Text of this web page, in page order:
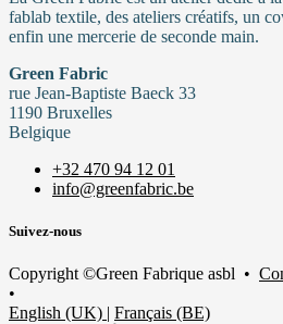
fablab textile, des ateliers créatifs, un
enfin une mercerie de seconde main.
Green Fabric
rue Jean-Baptiste Baeck 33
1190 Bruxelles
Belgique
+32 470 94 12 01
info@greenfabric.be
Suivez-nous
Copyright ©Green Fabrique asbl •
•
English (UK) | Français (BE)